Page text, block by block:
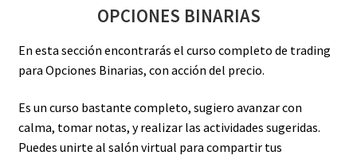
OPCIONES BINARIAS
En esta sección encontrarás el curso completo de trading
para Opciones Binarias, con acción del precio.
Es un curso bastante completo, sugiero avanzar con
calma, tomar notas, y realizar las actividades sugeridas.
Puedes unirte al salón virtual para compartir tus